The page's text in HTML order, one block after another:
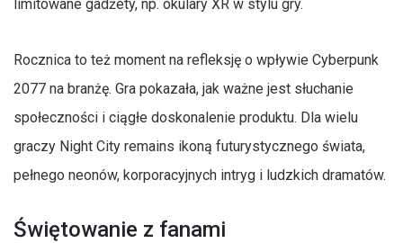
limitowane gadżety, np. okulary XR w stylu gry.
Rocznica to też moment na refleksję o wpływie Cyberpunk
2077 na branżę. Gra pokazała, jak ważne jest słuchanie
społeczności i ciągłe doskonalenie produktu. Dla wielu
graczy Night City remains ikoną futurystycznego świata,
pełnego neonów, korporacyjnych intryg i ludzkich dramatów.
Świętowanie z fanami